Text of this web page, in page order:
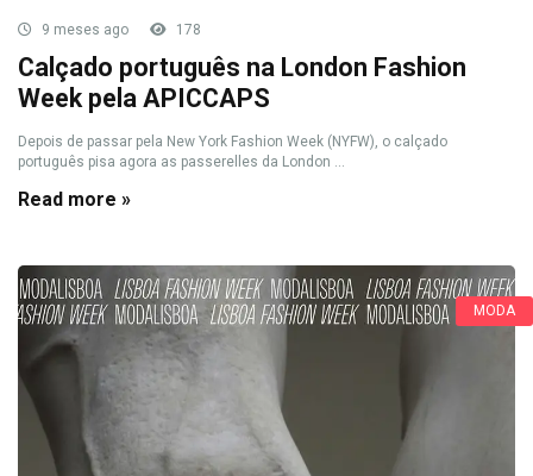
9 meses ago 178
Calçado português na London Fashion
Week pela APICCAPS
Depois de passar pela New York Fashion Week (NYFW), o calçado
português pisa agora as passerelles da London ...
Read more »
MODA